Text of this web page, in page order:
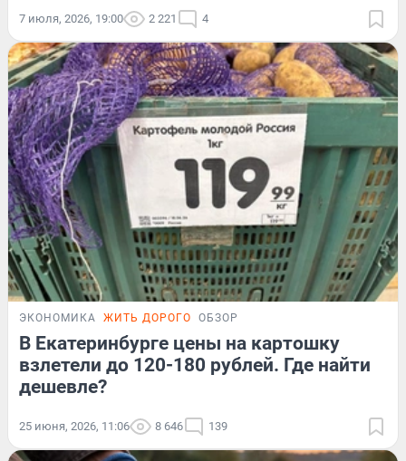
7 июля, 2026, 19:00 2 221 4
ЭКОНОМИКА ЖИТЬ ДОРОГО ОБЗОР
В Екатеринбурге цены на картошку
взлетели до 120-180 рублей. Где найти
дешевле?
25 июня, 2026, 11:06 8 646 139